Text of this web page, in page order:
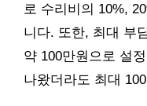
로 수리비의 10%,
니다. 또한, 최대 부
약 100만원으로 설
나왔더라도 최대